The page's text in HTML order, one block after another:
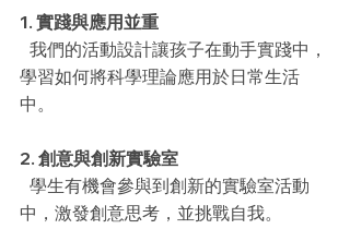
1. 實踐與應用並重
學習如何將科學理論應用於日常生活
中。
2. 創意與創新實驗室
中，激發創意思考，並挑戰自我。